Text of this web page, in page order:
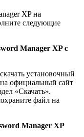
XP на
следующие
Manager XP с
установочный
официальный сайт
«Скачать».
файл на
Manager XP